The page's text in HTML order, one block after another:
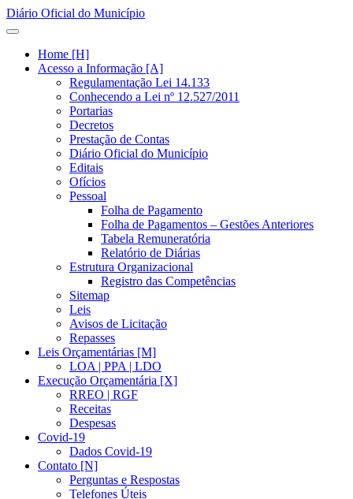
Diário Oficial do Município
Home [H]
Acesso a Informação [A]
Regulamentação Lei 14.133
Conhecendo a Lei nº 12.527/2011
Portarias
Decretos
Prestação de Contas
Diário Oficial do Município
Editais
Ofícios
Pessoal
Folha de Pagamento
Folha de Pagamentos – Gestões Anteriores
Tabela Remuneratória
Relatório de Diárias
Estrutura Organizacional
Registro das Competências
Sitemap
Leis
Avisos de Licitação
Repasses
Leis Orçamentárias [M]
LOA | PPA | LDO
Execução Orçamentária [X]
RREO | RGF
Receitas
Despesas
Covid-19
Dados Covid-19
Contato [N]
Perguntas e Respostas
Telefones Úteis